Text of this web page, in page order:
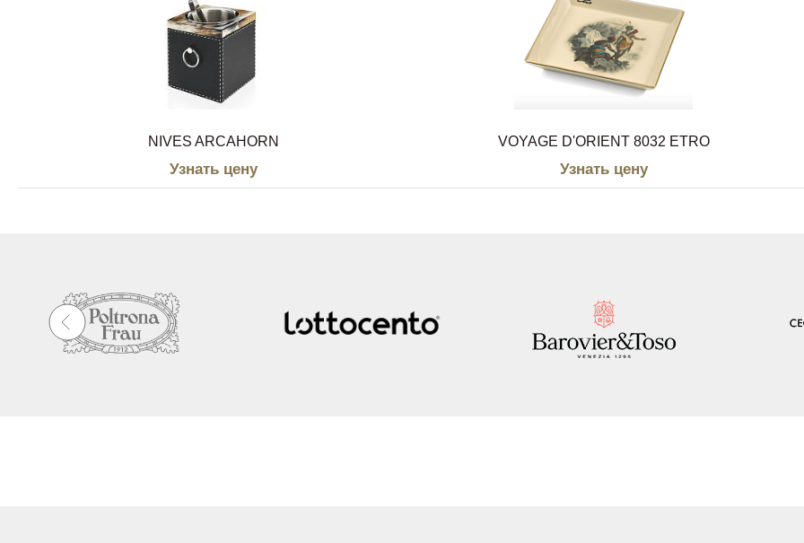
NIVES ARCAHORN
Узнать цену
VOYAGE D'ORIENT 8032 ETRO
Узнать цену